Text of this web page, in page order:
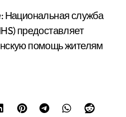
Национальная служба
предоставляет
помощь жителям